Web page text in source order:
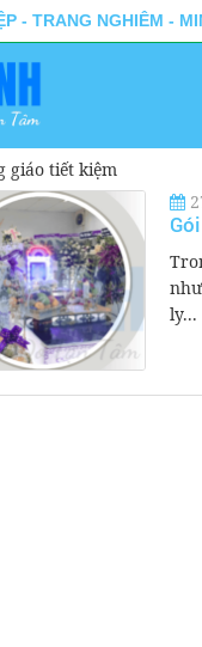
- TRANG NGHIÊM -
giáo tiết kiệm
ly...